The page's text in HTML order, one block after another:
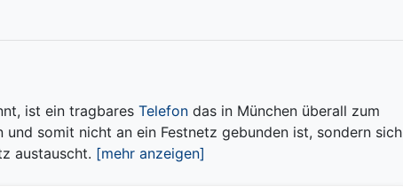
ist ein tragbares Telefon das in München überall zum
somit nicht an ein Festnetz gebunden ist, sondern sich
austauscht. [mehr anzeigen]